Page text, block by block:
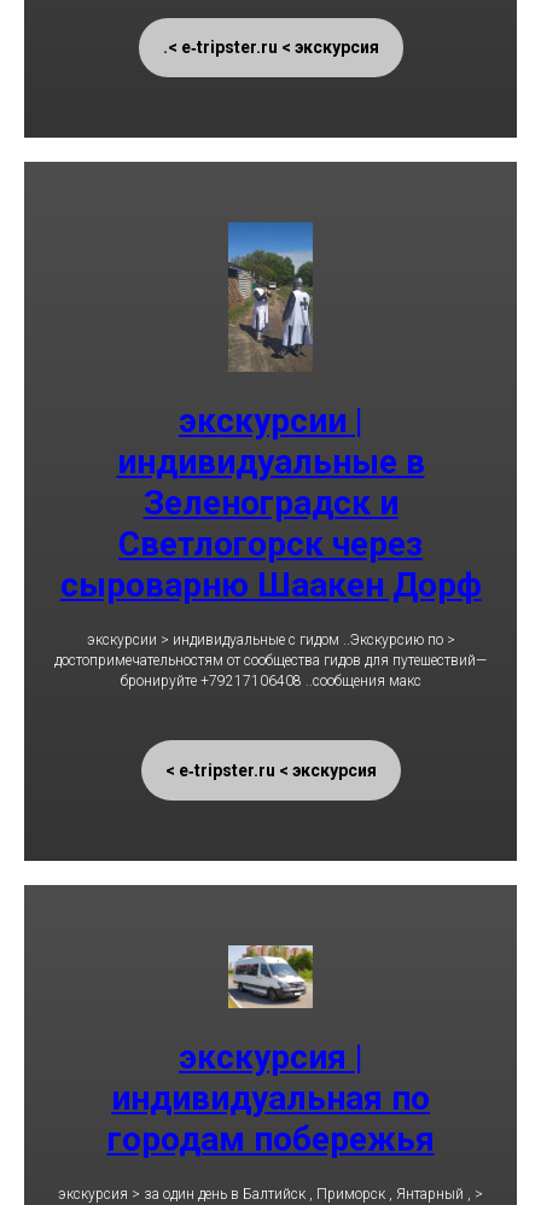
e‑tripster.ru < экскурсия >.
экскурсии |
индивидуальные в
Зеленоградск и
Светлогорск через
сыроварню Шаакен Дорф
< экскурсии > индивидуальные с гидом ..Экскурсию по
достопримечательностям от сообщества гидов для путешествий—
бронируйте +79217106408 ..сообщения макс
e‑tripster.ru < экскурсия >
экскурсия |
индивидуальная по
городам побережья
< экскурсия > за один день в Балтийск , Приморск , Янтарный ,